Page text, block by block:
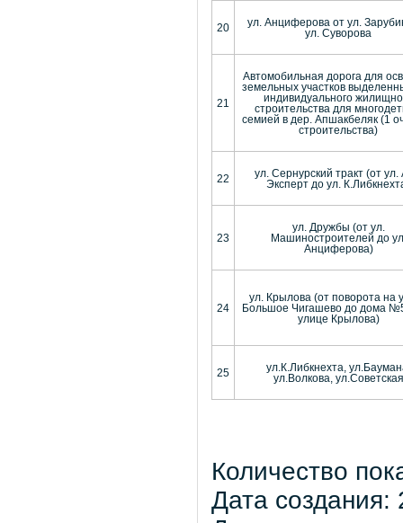
20
ул. Анциферова от ул.
ул. Суворова
21
Автомобильная дорога для
земельных участков
индивидуального
строительства для
семией в дер. Апшакбеляк (1
строительства)
22
ул. Сернурский тракт (от
Эксперт до ул.
23
ул. Дружбы (от ул.
Машиностроителей до
Анциферова)
24
ул. Крылова (от поворота на
Большое Чигашево до дома
улице Крылова)
25
ул.К.Либкнехта,
ул.Волкова, ул.Советская
Количество
Дата